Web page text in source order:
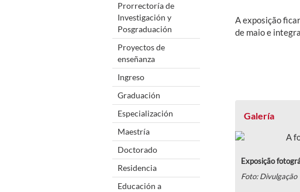
Prorrectoría de
Investigación y
Posgraduación
Proyectos de
enseñanza
Ingreso
Graduación
Especialización
Maestría
Doctorado
Residencia
Educación a
A exposição
de maio e
Galería
Exposição
Foto: Divulgação